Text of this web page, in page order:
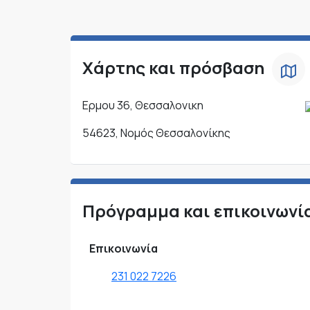
Χάρτης και πρόσβαση
Ερμου 36, Θεσσαλονικη
54623, Νομός Θεσσαλονίκης
Πρόγραμμα και
Επικοινωνία
231 022 7226